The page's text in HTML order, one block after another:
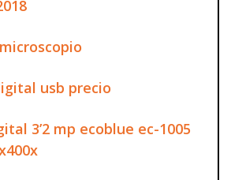
usb precio
3’2 mp ecoblue ec-1005